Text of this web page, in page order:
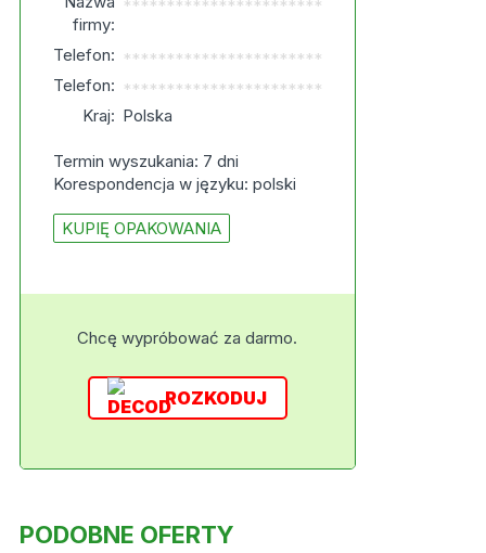
firmy:
***********************
Telefon: ***********************
Telefon: ***********************
Kraj: Polska
Termin wyszukania: 7 dni
Korespondencja w języku: polski
KUPIĘ OPAKOWANIA
Chcę wypróbować za darmo.
ROZKODUJ
PODOBNE OFERTY